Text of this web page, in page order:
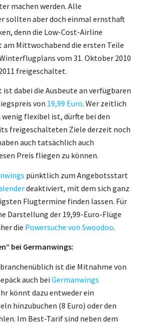
machen werden. Alle
sollten aber doch einmal ernsthaft
denn die Low-Cost-Airline
am Mittwochabend die ersten Teile
vom 31. Oktober 2010
freigeschaltet.
ist dabei die Ausbeute an verfügbaren
von 19,99 Euro. Wer zeitlich
flexibel ist, dürfte bei den
freigeschalteten Ziele derzeit noch
auch tatsächlich auch
Preis fliegen zu können.
pünktlich zum Angebotsstart
deaktiviert, mit dem sich ganz
Flugtermine finden lassen. Für
Darstellung der 19,99-Euro-Flüge
die Powersuche von Swoodoo.
bei Germanwings:
ist die Mitnahme von
auch bei Germanwings
könnt dazu entweder ein
hinzubuchen (8 Euro) oder den
Im Best-Tarif sind neben dem